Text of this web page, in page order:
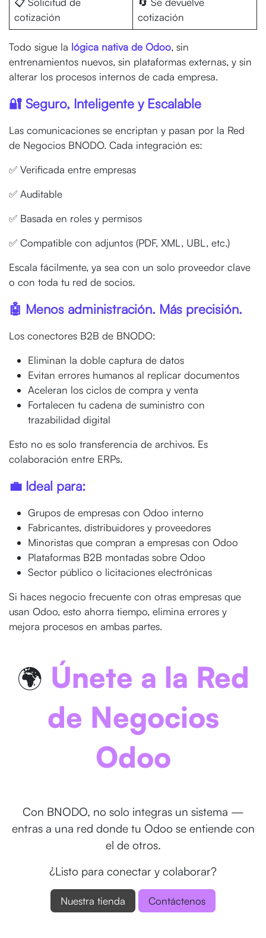
cotización
cotización
Todo sigue la lógica nativa de Odoo, sin
entrenamientos nuevos, sin plataformas externas, y sin
alterar los procesos internos de cada empresa.
🔐 Seguro, Inteligente y Escalable
Las comunicaciones se encriptan y pasan por la Red
de Negocios BNODO. Cada integración es:
✅ Verificada entre empresas
✅ Auditable
✅ Basada en roles y permisos
✅ Compatible con adjuntos (PDF, XML, UBL, etc.)
Escala fácilmente, ya sea con un solo proveedor clave
o con toda tu red de socios.
🤖 Menos administración. Más precisión.
Los conectores B2B de BNODO:
Eliminan la doble captura de datos
Evitan errores humanos al replicar documentos
Aceleran los ciclos de compra y venta
Fortalecen tu cadena de suministro con
trazabilidad digital
Esto no es solo transferencia de archivos. Es
colaboración entre ERPs.
💼 Ideal para:
Grupos de empresas con Odoo interno
Fabricantes, distribuidores y proveedores
Minoristas que compran a empresas con Odoo
Plataformas B2B montadas sobre Odoo
Sector público o licitaciones electrónicas
Si haces negocio frecuente con otras empresas que
usan Odoo, esto ahorra tiempo, elimina errores y
mejora procesos en ambas partes.
🌍 Únete a la Red
de Negocios
Odoo
Con BNODO, no solo integras un sistema —
entras a una red donde tu Odoo se entiende con
el de otros.
¿Listo para conectar y colaborar?
Nuestra tienda Contáctenos